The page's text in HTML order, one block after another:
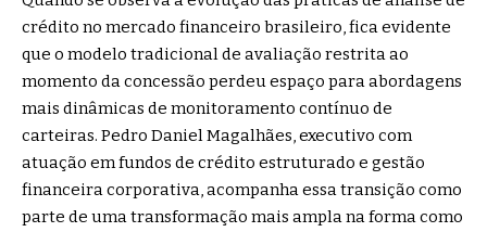
crédito no mercado financeiro brasileiro, fica evidente
que o modelo tradicional de avaliação restrita ao
momento da concessão perdeu espaço para abordagens
mais dinâmicas de monitoramento contínuo de
carteiras. Pedro Daniel Magalhães, executivo com
atuação em fundos de crédito estruturado e gestão
financeira corporativa, acompanha essa transição como
parte de uma transformação mais ampla na forma como